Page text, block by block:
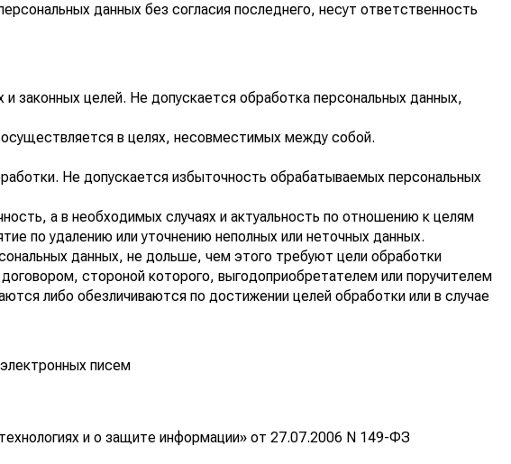
данных без согласия последнего, несут ответственность
законных целей. Не допускается обработка персональных данных,
в целях, несовместимых между собой.
Не допускается избыточность обрабатываемых персональных
а в необходимых случаях и актуальность по отношению к целям
по удалению или уточнению неполных или неточных данных.
данных, не дольше, чем этого требуют цели обработки
стороной которого, выгодоприобретателем или поручителем
либо обезличиваются по достижении целей обработки или в случае
писем
и о защите информации» от 27.07.2006 N 149-ФЗ